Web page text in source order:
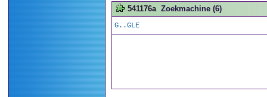
541176a Zoekmachine (6)
G..GLE